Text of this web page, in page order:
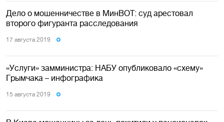
Дело о мошенничестве в МинВОТ: суд арестовал
второго фигуранта расследования
17 августа 2019
«Услуги» замминистра: НАБУ опубликовало «схему»
Грымчака – инфографика
15 августа 2019